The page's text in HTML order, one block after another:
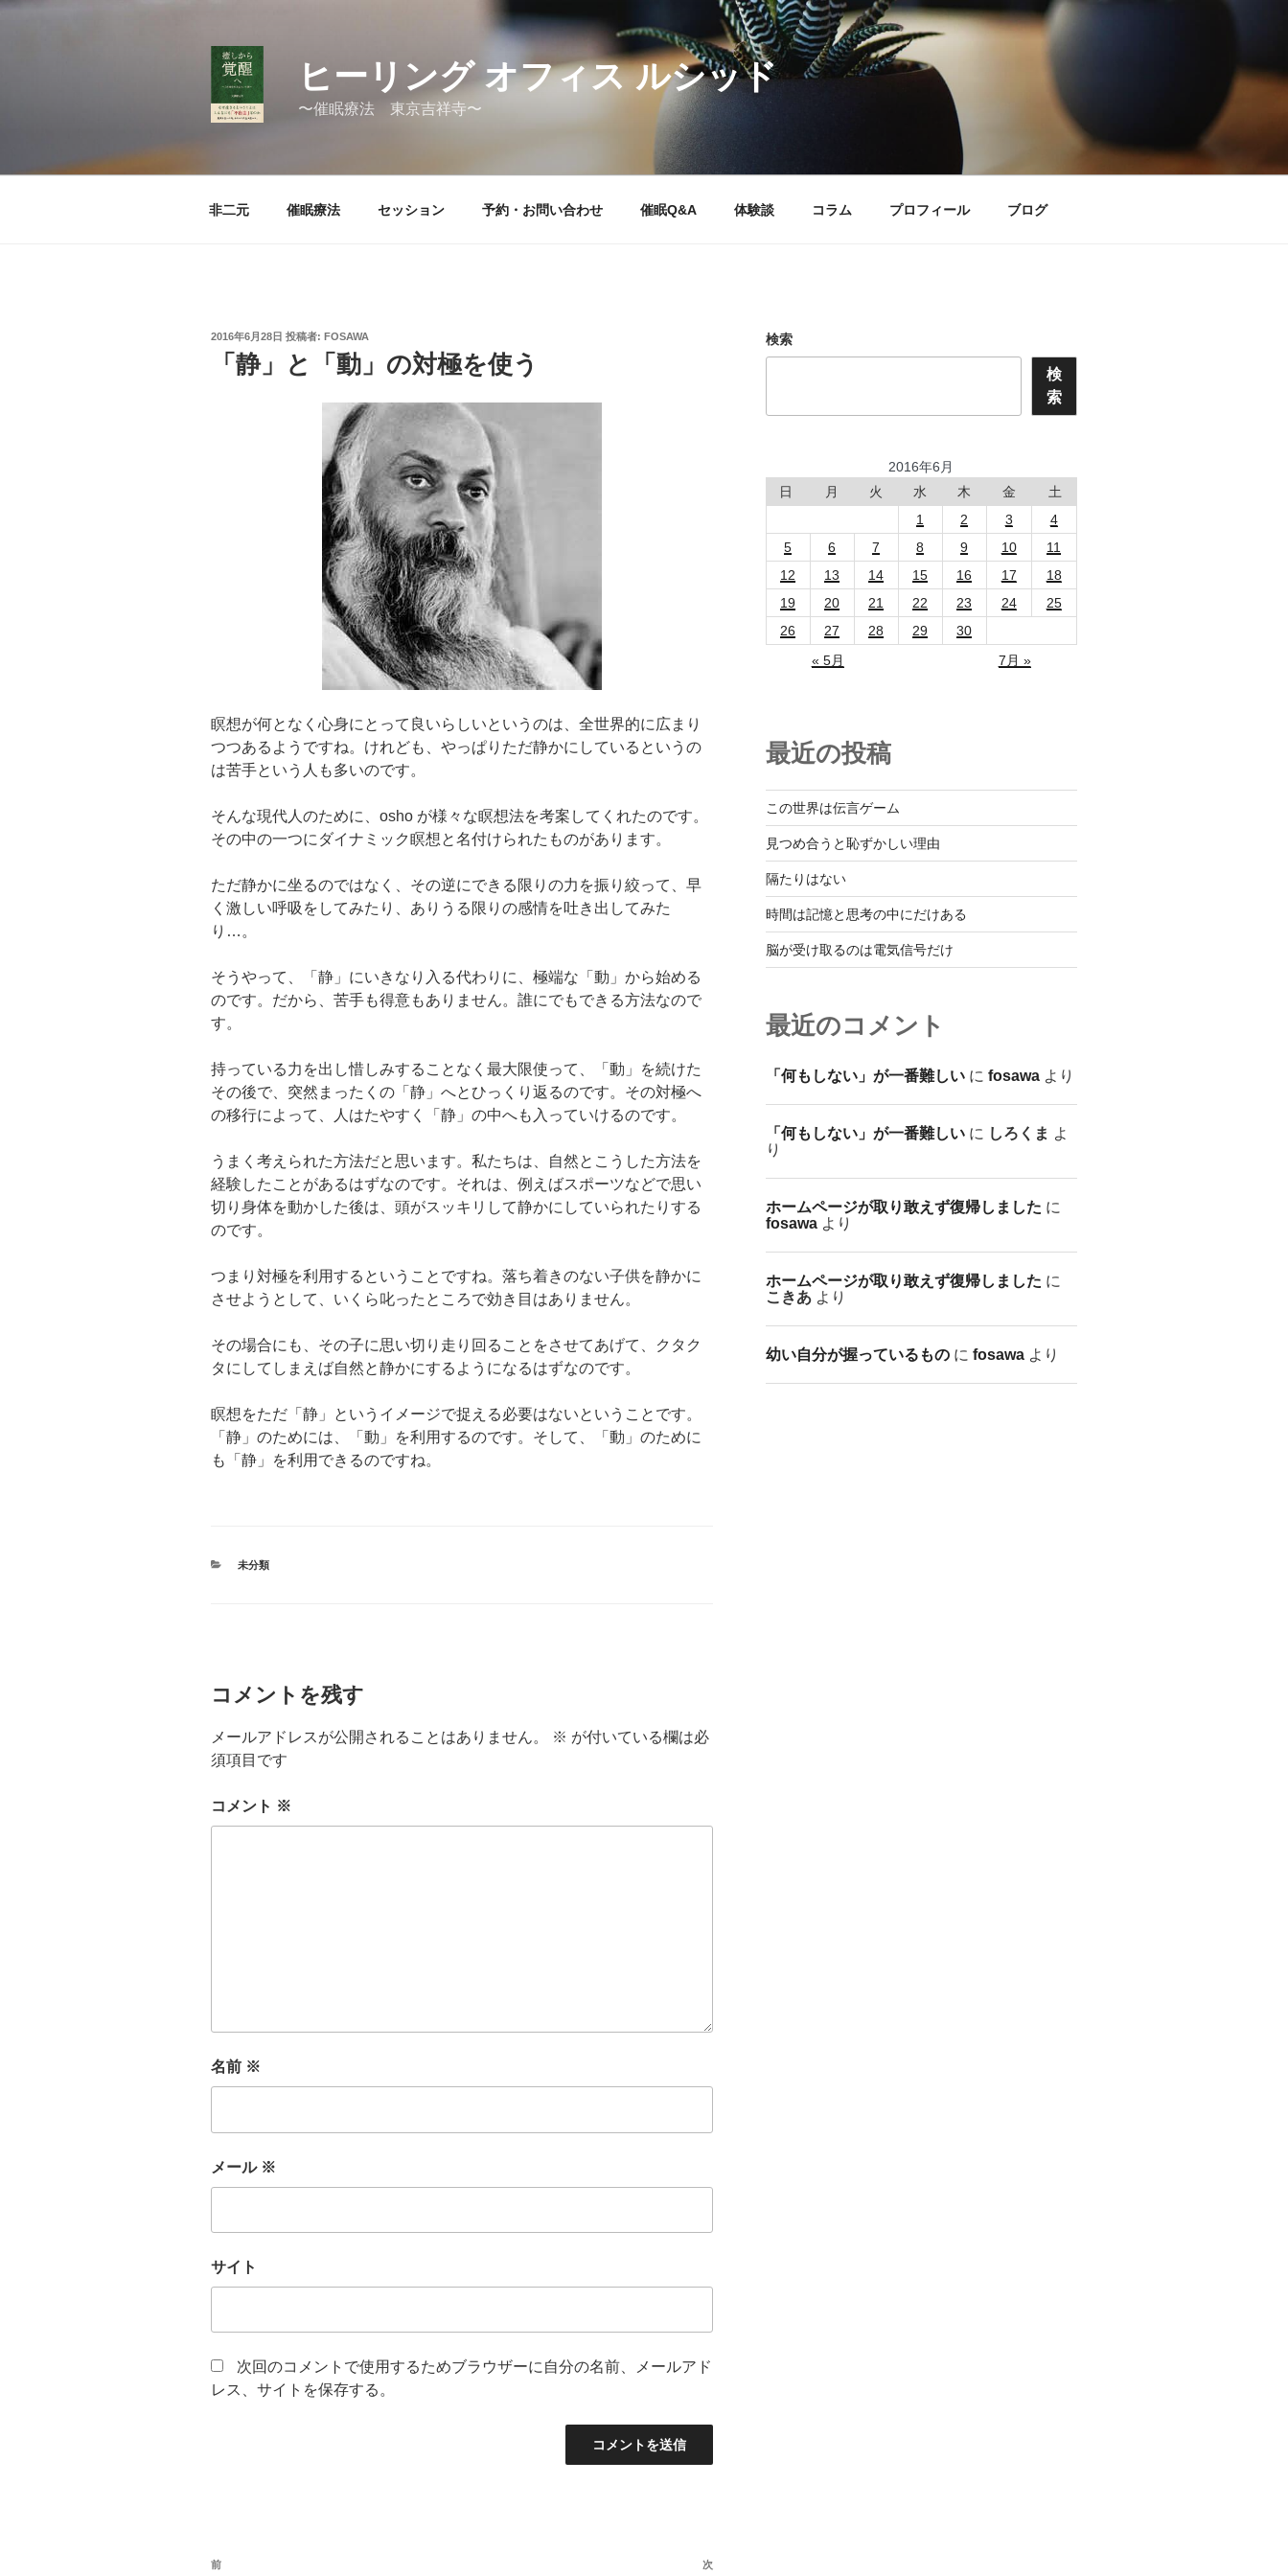
コ
キ
ヒーリング オフィス ルシッド
〜催眠療法 東京吉祥寺〜
非二元 催眠療法 セッション 予約・お問い合わせ 催眠Q&A 体験談 コラム プロフィール ブログ
投
2016年6月28日 投稿者: FOSAWA
「静」と「動」の対極を使う
瞑想が何となく心身にとって良いらしいというのは、全世界的に広まり
つつあるようですね。けれども、やっぱりただ静かにしているというの
は苦手という人も多いのです。
そんな現代人のために、osho が様々な瞑想法を考案してくれたのです。
その中の一つにダイナミック瞑想と名付けられたものがあります。
ただ静かに坐るのではなく、その逆にできる限りの力を振り絞って、早
く激しい呼吸をしてみたり、ありうる限りの感情を吐き出してみた
り…。
そうやって、「静」にいきなり入る代わりに、極端な「動」から始める
のです。だから、苦手も得意もありません。誰にでもできる方法なので
す。
持っている力を出し惜しみすることなく最大限使って、「動」を続けた
その後で、突然まったくの「静」へとひっくり返るのです。その対極へ
の移行によって、人はたやすく「静」の中へも入っていけるのです。
うまく考えられた方法だと思います。私たちは、自然とこうした方法を
経験したことがあるはずなのです。それは、例えばスポーツなどで思い
切り身体を動かした後は、頭がスッキリして静かにしていられたりする
のです。
つまり対極を利用するということですね。落ち着きのない子供を静かに
させようとして、いくら叱ったところで効き目はありません。
その場合にも、その子に思い切り走り回ることをさせてあげて、クタク
タにしてしまえば自然と静かにするようになるはずなのです。
瞑想をただ「静」というイメージで捉える必要はないということです。
「静」のためには、「動」を利用するのです。そして、「動」のために
も「静」を利用できるのですね。
カ
未分類
コメントを残す
メールアドレスが公開されることはありません。 ※ が付いている欄は必
須項目です
コメント ※
名前 ※
メール ※
サイト
次回のコメントで使用するためブラウザーに自分の名前、メールアド
レス、サイトを保存する。
投
前
前
次
次
検索
検
索
2016年6月
日
月 火 水 木 金
土
1
2 3
4
5
6 7 8 9 10
11
12
13 14 15 16 17
18
19
20 21 22 23 24
25
26
27 28 29
30
« 5月
7月 »
最近の投稿
この世界は伝言ゲーム
見つめ合うと恥ずかしい理由
隔たりはない
時間は記憶と思考の中にだけある
脳が受け取るのは電気信号だけ
最近のコメント
「何もしない」が一番難しいに fosawaより
「何もしない」が一番難しいに しろくま よ
り
ホームページが取り敢えず復帰しました に
fosawaより
ホームページが取り敢えず復帰しました に
こきあより
幼い自分が握っているものに fosawaより